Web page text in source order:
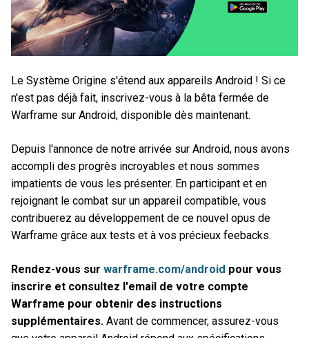
Le Système Origine s'étend aux appareils Android ! Si ce
n'est pas déjà fait, inscrivez-vous à la bêta fermée de
Warframe sur Android, disponible dès maintenant.
Depuis l'annonce de notre arrivée sur Android, nous avons
accompli des progrès incroyables et nous sommes
impatients de vous les présenter. En participant et en
rejoignant le combat sur un appareil compatible, vous
contribuerez au développement de ce nouvel opus de
Warframe grâce aux tests et à vos précieux feebacks.
Rendez-vous sur warframe.com/android pour vous
inscrire et consultez l'email de votre compte
Warframe pour obtenir des instructions
supplémentaires. Avant de commencer, assurez-vous